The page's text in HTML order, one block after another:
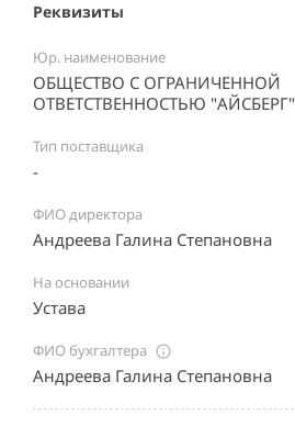
Реквизиты
Юр. наименование
ОБЩЕСТВО С ОГРАНИЧЕННОЙ
ОТВЕТСТВЕННОСТЬЮ "АЙСБЕРГ"
Тип поставщика
-
ФИО директора
Андреева Галина Степановна
На основании
Устава
ФИО бухгалтера
Андреева Галина Степановна